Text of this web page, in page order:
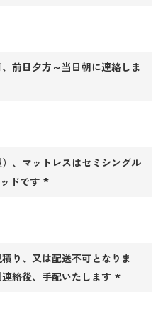
前日夕方～当日朝に連絡しま
、マットレスはセミシングル
ドです
り、又は配送不可となりま
絡後、手配いたします